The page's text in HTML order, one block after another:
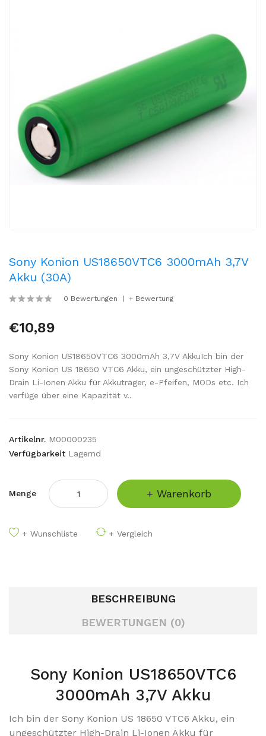
Sony Konion US18650VTC6 3000mAh 3,7V
Akku (30A)
0 Bewertungen + Bewertung
€10,89
Sony Konion US18650VTC6 3000mAh 3,7V AkkuIch bin der
Sony Konion US 18650 VTC6 Akku, ein ungeschützter High-
Drain Li-Ionen Akku für Akkuträger, e-Pfeifen, MODs etc. Ich
verfüge über eine Kapazität v..
Artikelnr. M00000235
Verfügbarkeit Lagernd
Menge + Warenkorb
+ Wunschliste + Vergleich
BESCHREIBUNG
BEWERTUNGEN (0)
Sony Konion US18650VTC6
3000mAh 3,7V Akku
Ich bin der Sony Konion US 18650 VTC6 Akku, ein
ungeschützter High-Drain Li-Ionen Akku für